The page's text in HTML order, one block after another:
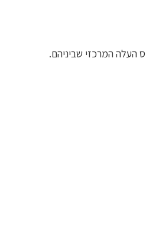
העלה המרכזי שביניהם.